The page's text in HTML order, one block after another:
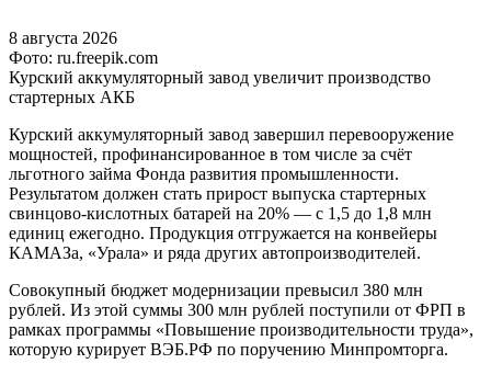
8 августа 2026
Фото: ru.freepik.com
Курский аккумуляторный завод увеличит производство
стартерных АКБ
Курский аккумуляторный завод завершил перевооружение
мощностей, профинансированное в том числе за счёт
льготного займа Фонда развития промышленности.
Результатом должен стать прирост выпуска стартерных
свинцово-кислотных батарей на 20% — с 1,5 до 1,8 млн
единиц ежегодно. Продукция отгружается на конвейеры
КАМАЗа, «Урала» и ряда других автопроизводителей.
Совокупный бюджет модернизации превысил 380 млн
рублей. Из этой суммы 300 млн рублей поступили от ФРП в
рамках программы «Повышение производительности труда»,
которую курирует ВЭБ.РФ по поручению Минпромторга.